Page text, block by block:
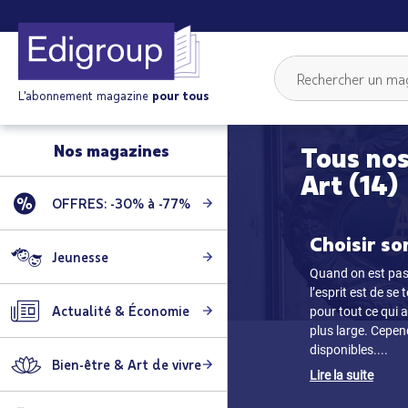
L'abonnement magazine pour tous
Tous
Art (14)
Choisir
Quand on est
l’esprit est de
pour tout ce qui
plus large.
disponibles....
Lire la suite
Nos magazines
OFFRES: -30% à -77%
Jeunesse
Actualité & Économie
Bien-être & Art de vivre